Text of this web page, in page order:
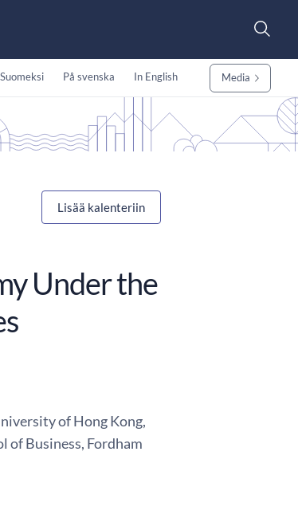
Suomeksi På svenska In English Media
Lisää kalenteriin
Under the
of Hong Kong,
of Business, Fordham